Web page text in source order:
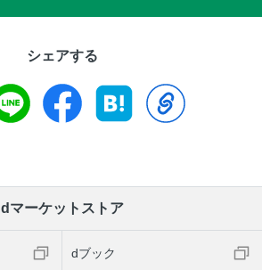
シェアする
dマーケットストア
dブック